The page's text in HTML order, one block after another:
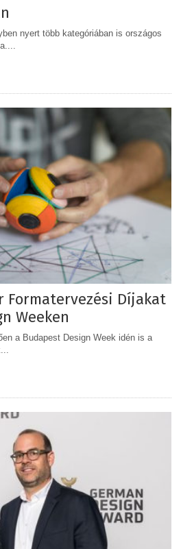
nyert több kategóriában is országos
Formatervezési Díjakat
Weeken
a Budapest Design Week idén is a